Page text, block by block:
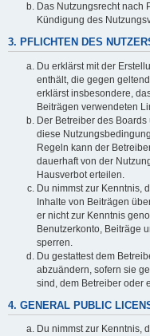
Das Nutzungsrecht nach
Kündigung des
3. PFLICHTEN DES
Du erklärst mit der
enthält, die gegen
erklärst insbesondere,
Beiträgen verwendeten
Der Betreiber des
diese
Regeln kann der
dauerhaft von der
Hausverbot erteilen.
Du nimmst zur Kenntnis,
Inhalte von Beiträgen
er nicht zur Kenntnis
Benutzerkonto, Beiträge
sperren.
Du gestattest dem
abzuändern, sofern sie
sind, dem Betreiber oder
4. GENERAL PUBLIC
Du nimmst zur Kenntnis,